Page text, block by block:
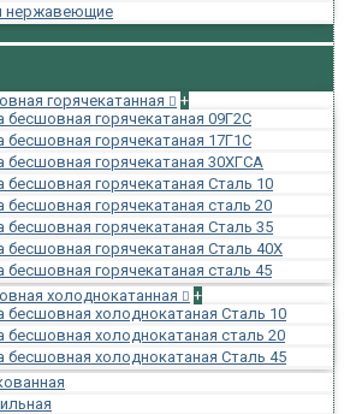
нержавеющие
горячекатанная
+
бесшовная горячекатаная 09Г2С
бесшовная горячекатаная 17Г1С
бесшовная горячекатаная 30ХГСА
бесшовная горячекатаная Сталь 10
бесшовная горячекатаная сталь 20
бесшовная горячекатаная Сталь 35
бесшовная горячекатаная Сталь 40Х
бесшовная горячекатаная сталь 45
холоднокатанная
+
бесшовная холоднокатаная Сталь 10
бесшовная холоднокатаная сталь 20
бесшовная холоднокатаная Сталь 45